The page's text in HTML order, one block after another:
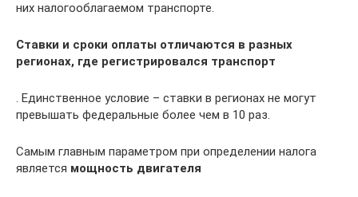
них налогооблагаемом транспорте.
Ставки и сроки оплаты отличаются в разных
регионах, где регистрировался транспорт
. Единственное условие – ставки в регионах не могут
превышать федеральные более чем в 10 раз.
Самым главным параметром при определении налога
является мощность двигателя